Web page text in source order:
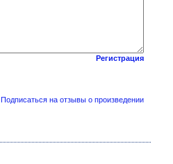
Регистрация
Подписаться на отзывы о произведении